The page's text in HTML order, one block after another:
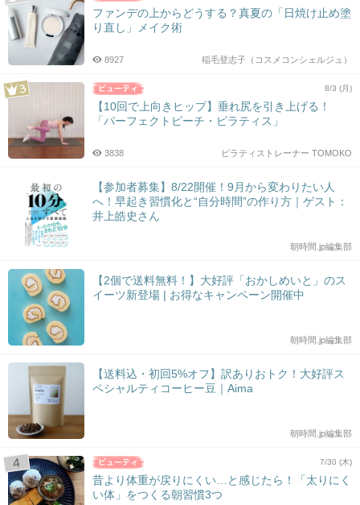
ファンデの上からどうする？真夏の「日焼け止め塗
り直し」メイク術
稲毛登志子（コスメコンシェルジュ）
8927
8/3 (月)
【10回で上向きヒップ】垂れ尻を引き上げる！
「パーフェクトピーチ・ピラティス」
ピラティストレーナー TOMOKO
3838
【参加者募集】8/22開催！9月から変わりたい人
へ！早起き習慣化と“自分時間”の作り方｜ゲスト：
井上皓史さん
朝時間.jp編集部
【2個で送料無料！】大好評「おかしめいと」のス
イーツ新登場 | お得なキャンペーン開催中
朝時間.jp編集部
【送料込・初回5%オフ】訳ありおトク！大好評ス
ペシャルティコーヒー豆｜Aima
朝時間.jp編集部
7/30 (木)
昔より体重が戻りにくい…と感じたら！「太りにく
い体」をつくる朝習慣3つ